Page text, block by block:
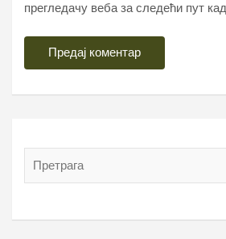
прегледачу веба за следећи пут